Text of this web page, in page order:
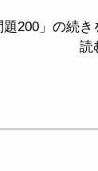
200」の続き
読